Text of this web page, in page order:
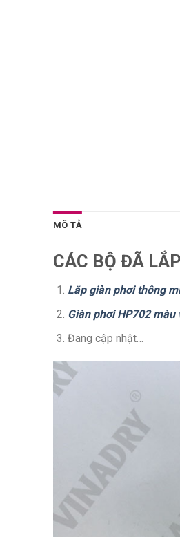
MÔ TẢ
CÁC BỘ ĐÃ
Lắp giàn phơi thông
Giàn phơi HP702
Đang cập nhật…